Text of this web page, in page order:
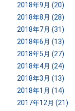
2018年9月 (20)
2018年8月 (28)
2018年7月 (31)
2018年6月 (13)
2018年5月 (27)
2018年4月 (24)
2018年3月 (13)
2018年1月 (14)
2017年12月 (21)